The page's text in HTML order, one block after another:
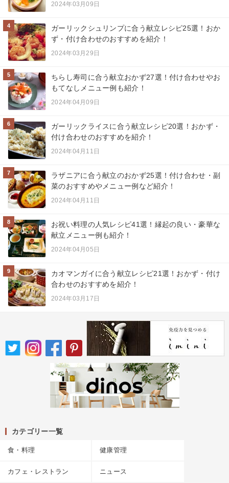
2024年03月09日
4
ガーリックシュリンプに合う献立レシピ25選！おか
ず・付け合わせのおすすめを紹介！
2024年03月29日
5
ちらし寿司に合う献立おかず27選！付け合わせやお
もてなしメニュー例も紹介！
2024年04月09日
6
ガーリックライスに合う献立レシピ20選！おかず・
付け合わせのおすすめを紹介！
2024年04月11日
7
ラザニアに合う献立のおかず25選！付け合わせ・副
菜のおすすめやメニュー例など紹介！
2024年04月11日
8
お祝い料理の人気レシピ41選！縁起の良い・豪華な
献立メニュー例も紹介！
2024年04月05日
9
カオマンガイに合う献立レシピ21選！おかず・付け
合わせのおすすめを紹介！
2024年03月17日
カテゴリー一覧
食・料理 健康管理
カフェ・レストラン ニュース